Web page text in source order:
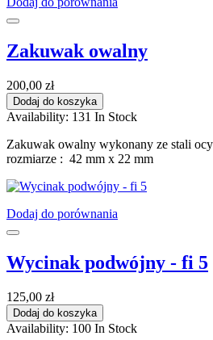
Zakuwak owalny
200,00 zł
Dodaj do koszyka
Availability: 131 In Stock
Zakuwak owalny wykonany ze stali
rozmiarze : 42 mm x 22 mm
Dodaj do porównania
Wycinak podwójny - fi 5
125,00 zł
Dodaj do koszyka
Availability: 100 In Stock